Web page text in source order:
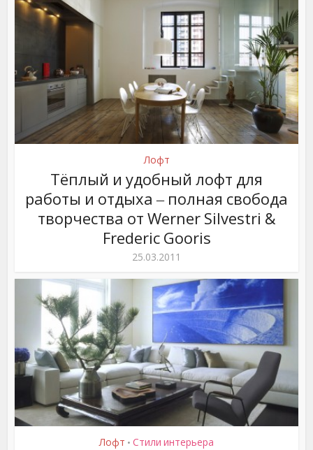
Лофт
Тёплый и удобный лофт для
работы и отдыха ‒ полная свобода
творчества от Werner Silvestri &
Frederic Gooris
25.03.2011
Лофт • Стили интерьера